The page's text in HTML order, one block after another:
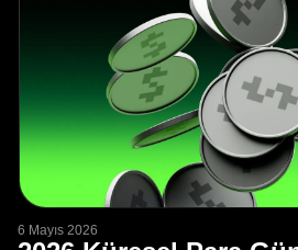
6 Mayıs 2026